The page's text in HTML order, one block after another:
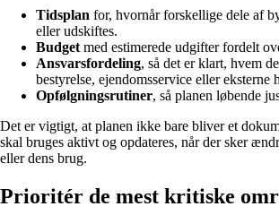
Tidsplan for, hvornår forskellige dele af
eller udskiftes.
Budget med estimerede udgifter fordelt
Ansvarsfordeling, så det er klart, hvem
bestyrelse, ejendomsservice eller eksterne
Opfølgningsrutiner, så planen løbende
Det er vigtigt, at planen ikke bare bliver et
skal bruges aktivt og opdateres, når der sker
eller dens brug.
Prioritér de mest kritiske